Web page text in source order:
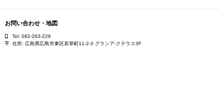
お問い合わせ・地図
Tel: 082-263-229
住所: 広島県広島市東区若草町11-2-3 グランア-クテラス3F